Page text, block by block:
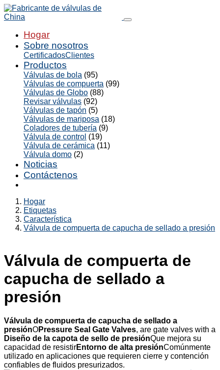
Hogar
Sobre nosotros
CertificadosClientes
Productos
Válvulas de bola (95)
Válvulas de compuerta (99)
Válvulas de Globo (88)
Revisar válvulas (92)
Válvulas de tapón (5)
Válvulas de mariposa (18)
Coladores de tubería (9)
Válvula de control (19)
Válvula de cerámica (11)
Válvula domo (2)
Noticias
Contáctenos
Hogar
Etiquetas
Característica
Válvula de compuerta de capucha de sellado a presión
Válvula de compuerta de
capucha de sellado a
presión
Válvula de compuerta de capucha de sellado a
presiónOPressure Seal Gate Valves, are gate valves with a
Diseño de la capota de sello de presiónQue mejora su
capacidad de resistirEntorno de alta presiónComúnmente
utilizado en aplicaciones que requieren cierre y contención
confiables de fluidos presurizados.